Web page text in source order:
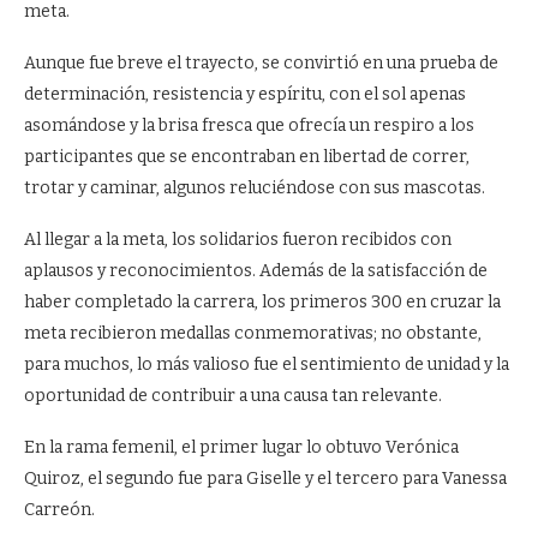
meta.
Aunque fue breve el trayecto, se convirtió en una prueba de
determinación, resistencia y espíritu, con el sol apenas
asomándose y la brisa fresca que ofrecía un respiro a los
participantes que se encontraban en libertad de correr,
trotar y caminar, algunos reluciéndose con sus mascotas.
Al llegar a la meta, los solidarios fueron recibidos con
aplausos y reconocimientos. Además de la satisfacción de
haber completado la carrera, los primeros 300 en cruzar la
meta recibieron medallas conmemorativas; no obstante,
para muchos, lo más valioso fue el sentimiento de unidad y la
oportunidad de contribuir a una causa tan relevante.
En la rama femenil, el primer lugar lo obtuvo Verónica
Quiroz, el segundo fue para Giselle y el tercero para Vanessa
Carreón.